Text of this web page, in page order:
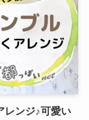
レンジ♪可愛い